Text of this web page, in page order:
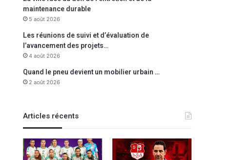
maintenance durable
5 août 2026
Les réunions de suivi et d’évaluation de
l’avancement des projets…
4 août 2026
Quand le pneu devient un mobilier urbain …
2 août 2026
Articles récents